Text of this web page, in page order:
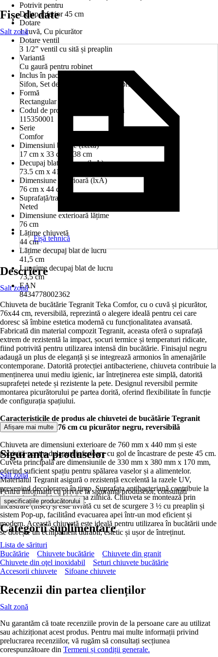
Potrivit pentru
Dulap inferior 45 cm
Dotare
1 cuvă, Cu picurător
Dotare ventil
3 1/2” ventil cu sită și preaplin
Variantă
Cu gaură pentru robinet
Inclus în pachetul livrat
Sifon, Set de scurgere, Cleme de prindere
Formă
Rectangular
Codul de produs al producătorului
115350001
Serie
Comfor
Dimensiuni bazine (îxlxa)
17 cm x 33 cm x 38 cm
Decupaj blat de lucru (lxA)
73.5 cm x 41.5 cm
Dimensiune exterioară (lxA)
76 cm x 44 cm
Suprafață/tratare suprafață
Neted
Dimensiune exterioară lățime
76 cm
Lățime chiuvetă
44 cm
Lățime decupaj blat de lucru
41,5 cm
Lungime decupaj blat de lucru
73,5 cm
EAN
8434778002362
Fișe de date
Salt zonă
Fișă tehnică
Descriere
Salt zonă
Chiuveta de bucătărie Tegranit Teka Comfor, cu o cuvă și picurător,
76x44 cm, reversibilă, reprezintă o alegere ideală pentru cei care
doresc să îmbine estetica modernă cu funcționalitatea avansată.
Fabricată din material compozit Tegranit, aceasta oferă o suprafață
extrem de rezistentă la impact, șocuri termice și temperaturi ridicate,
fiind potrivită pentru utilizarea intensă din bucătărie. Finisajul negru
adaugă un plus de eleganță și se integrează armonios în amenajările
contemporane. Datorită protecției antibacteriene, chiuveta contribuie la
menținerea unui mediu igienic, iar întreținerea este simplă, datorită
suprafeței netede și rezistente la pete. Designul reversibil permite
montarea picurătorului pe partea dorită, oferind flexibilitate în funcție
de configurația spațiului.
Caracteristicile de produs ale chiuvetei de bucătărie Tegranit
Teka Comfor 44x76 cm cu picurător negru, reversibilă
Chiuveta are dimensiuni exterioare de 760 mm x 440 mm și este
potrivită pentru dulapuri inferioare cu gol de încastrare de peste 45 cm.
Cuveta principală are dimensiunile de 330 mm x 380 mm x 170 mm,
oferind suficient spațiu pentru spălarea vaselor și a alimentelor.
Materialul Tegranit asigură o rezistență excelentă la razele UV,
prevenind decolorarea în timp. Suprafața antibacteriană contribuie la
siguranța alimentară și igiena zilnică. Chiuveta se montează prin
încastrare (inset) și este livrată cu set de scurgere 3 ½ cu preaplin și
sistem Pop-up, facilitând evacuarea apei într-un mod eficient și
modern. Această chiuvetă este ideală pentru utilizarea în bucătării unde
se dorește un echipament durabil, estetic și ușor de întreținut.
Afișare mai multe
Siguranța produselor
Salt zonă
Pentru informații cu privire la siguranța produselor, consultați
specificațiile producătorului .
Categorii suplimentare
Lista de sărituri
Bucătărie
Chiuvete bucătărie
Chiuvete din granit
Chiuvete din oţel inoxidabil
Seturi chiuvete bucătărie
Accesorii chiuvete
Sifoane chiuvete
Recenzii din partea clienților
Salt zonă
Nu garantăm că toate recenziile provin de la persoane care au utilizat
sau achiziționat acest produs. Pentru mai multe informații privind
prelucrarea recenziilor, vă rugăm să consultați secțiunea
corespunzătoare din Termeni și condiții generale.